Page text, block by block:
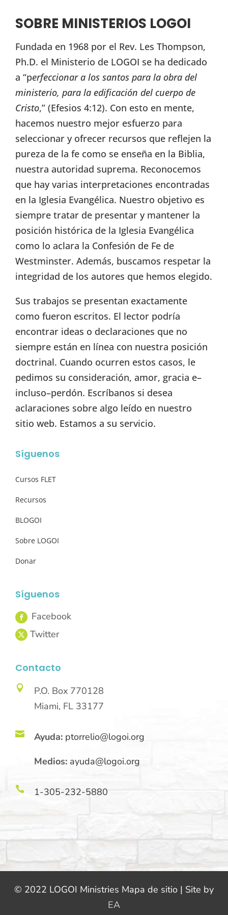
SOBRE MINISTERIOS LOGOI
Fundada en 1968 por el Rev. Les Thompson,
Ph.D. el Ministerio de LOGOI se ha dedicado
a “perfeccionar a los santos para la obra del
ministerio, para la edificación del cuerpo de
Cristo,” (Efesios 4:12). Con esto en mente,
hacemos nuestro mejor esfuerzo para
seleccionar y ofrecer recursos que reflejen la
pureza de la fe como se enseña en la Biblia,
nuestra autoridad suprema. Reconocemos
que hay varias interpretaciones encontradas
en la Iglesia Evangélica. Nuestro objetivo es
siempre tratar de presentar y mantener la
posición histórica de la Iglesia Evangélica
como lo aclara la Confesión de Fe de
Westminster. Además, buscamos respetar la
integridad de los autores que hemos elegido.
Sus trabajos se presentan exactamente
como fueron escritos. El lector podría
encontrar ideas o declaraciones que no
siempre están en línea con nuestra posición
doctrinal. Cuando ocurren estos casos, le
pedimos su consideración, amor, gracia e–
incluso–perdón. Escríbanos si desea
aclaraciones sobre algo leído en nuestro
sitio web. Estamos a su servicio.
Síguenos
Cursos FLET
Recursos
BLOGOI
Sobre LOGOI
Donar
Síguenos
Contacto

P.O. Box 770128
Miami, FL 33177
 Ayuda: ptorrelio@logoi.org
Medios: ayuda@logoi.org
 1-305-232-5880
© 2022 LOGOI Ministries Mapa de sitio | Site by
EA